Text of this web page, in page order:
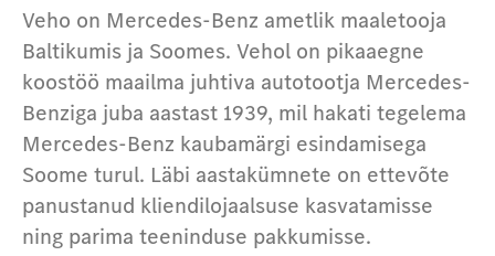
Veho on Mercedes-Benz ametlik maaletooja
Baltikumis ja Soomes. Vehol on pikaaegne
koostöö maailma juhtiva autotootja Mercedes-
Benziga juba aastast 1939, mil hakati tegelema
Mercedes-Benz kaubamärgi esindamisega
Soome turul. Läbi aastakümnete on ettevõte
panustanud kliendilojaalsuse kasvatamisse
ning parima teeninduse pakkumisse.